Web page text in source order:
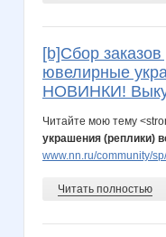
[b]Сбор
ювелирные
НОВИНКИ!
Читайте мою тему
украшения (реплики)
www.nn.ru/community/
Читать полностью